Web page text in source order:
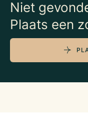
Niet
Plaats een